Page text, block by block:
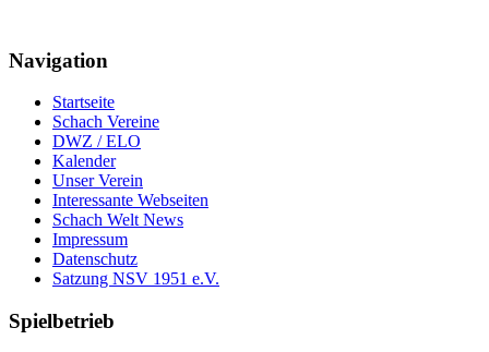
Navigation
Startseite
Schach Vereine
DWZ / ELO
Kalender
Unser Verein
Interessante Webseiten
Schach Welt News
Impressum
Datenschutz
Satzung NSV 1951 e.V.
Spielbetrieb